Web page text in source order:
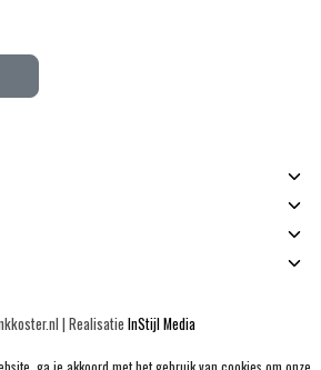
| Realisatie InStijl Media